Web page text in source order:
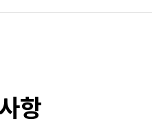
항